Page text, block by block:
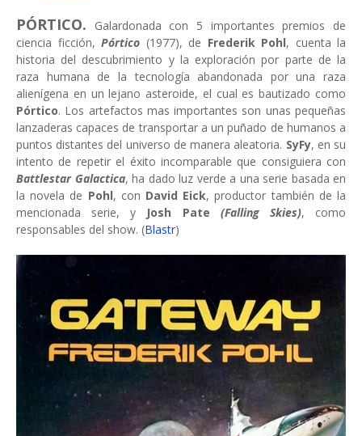
PÓRTICO. Galardonada con 5 importantes premios de
ciencia ficción, Pórtico (1977), de Frederik Pohl, cuenta la
historia del descubrimiento y la exploración por parte de la
raza humana de la tecnología abandonada por una raza
alienígena en un lejano asteroide, el cual es bautizado como
Pórtico. Los artefactos mas importantes son unas pequeñas
lanzaderas capaces de transportar a un puñado de humanos a
puntos distantes del universo de manera aleatoria. SyFy, en su
intento de repetir el éxito incomparable que consiguiera con
Battlestar Galactica, ha dado luz verde a una serie basada en
la novela de Pohl, con David Eick, productor también de la
mencionada serie, y Josh Pate (Falling Skies), como
responsables del show. (Blastr)